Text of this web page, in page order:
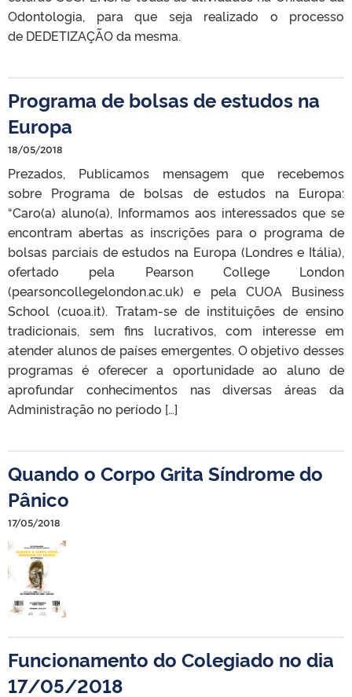
Odontologia, para que seja realizado o processo
de DEDETIZAÇÃO da mesma.
Programa de bolsas de estudos na
Europa
18/05/2018
Prezados, Publicamos mensagem que recebemos
sobre Programa de bolsas de estudos na Europa:
“Caro(a) aluno(a), Informamos aos interessados que se
encontram abertas as inscrições para o programa de
bolsas parciais de estudos na Europa (Londres e Itália),
ofertado pela Pearson College London
(pearsoncollegelondon.ac.uk) e pela CUOA Business
School (cuoa.it). Tratam-se de instituições de ensino
tradicionais, sem fins lucrativos, com interesse em
atender alunos de países emergentes. O objetivo desses
programas é oferecer a oportunidade ao aluno de
aprofundar conhecimentos nas diversas áreas da
Administração no período […]
Quando o Corpo Grita Síndrome do
Pânico
17/05/2018
Funcionamento do Colegiado no dia
17/05/2018